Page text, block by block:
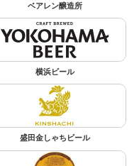
ベアレン醸造所
横浜ビール
盛田金しゃちビール